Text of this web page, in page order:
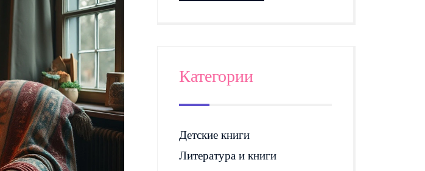
Категории
Детские книги
Литература и книги